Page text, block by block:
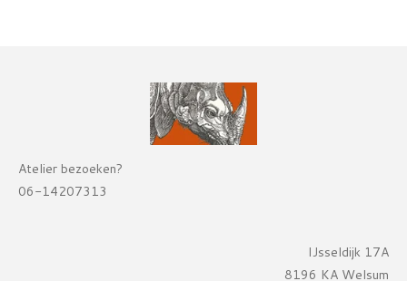
Atelier bezoeken?
06-14207313
IJsseldijk 17A
8196 KA Welsum